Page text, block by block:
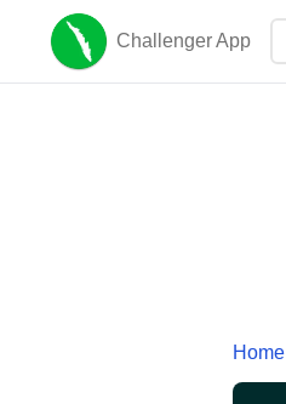
Challenger App
Home